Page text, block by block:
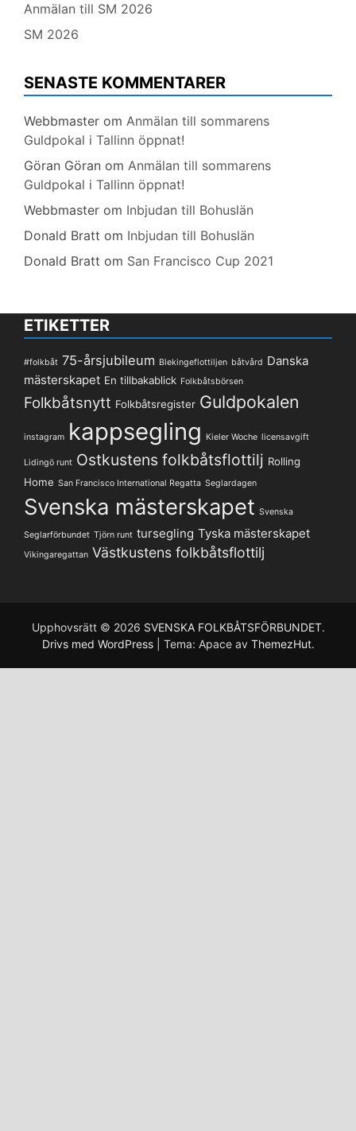
Anmälan till SM 2026
SM 2026
SENASTE KOMMENTARER
Webbmaster om Anmälan till sommarens
Guldpokal i Tallinn öppnat!
Göran Göran om Anmälan till sommarens
Guldpokal i Tallinn öppnat!
Webbmaster om Inbjudan till Bohuslän
Donald Bratt om Inbjudan till Bohuslän
Donald Bratt om San Francisco Cup 2021
ETIKETTER
#folkbåt 75-årsjubileum Blekingeflottiljen båtvård Danska
mästerskapet En tillbakablick Folkbåtsbörsen
Folkbåtsnytt Folkbåtsregister Guldpokalen
instagram kappsegling Kieler Woche licensavgift
Lidingö runt Ostkustens folkbåtsflottilj Rolling
Home San Francisco International Regatta Seglardagen
Svenska mästerskapet Svenska
Seglarförbundet Tjörn runt tursegling Tyska mästerskapet
Vikingaregattan Västkustens folkbåtsflottilj
Upphovsrätt © 2026 SVENSKA FOLKBÅTSFÖRBUNDET.
Drivs med WordPress
Tema: Apace av ThemezHut.